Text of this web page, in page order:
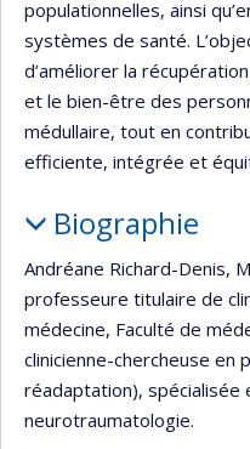
populationnelles, ainsi
systèmes de santé.
d’améliorer la
et le bien-être des
médullaire, tout en
efficiente, intégrée et
Biographie
Andréane Richard-Denis,
professeure titulaire de
médecine, Faculté de
clinicienne-chercheuse en
réadaptation), spécialisée
neurotraumatologie.